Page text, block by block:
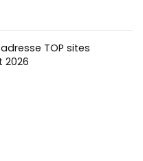
TOP sites
2026